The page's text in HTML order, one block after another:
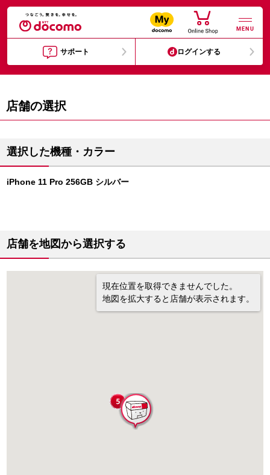
MENU
サポート ログインする
店舗の選択
選択した機種・カラー
iPhone 11 Pro 256GB シルバー
店舗を地図から選択する
現在位置を取得できませんでした。
地図を拡大すると店舗が表示されます。